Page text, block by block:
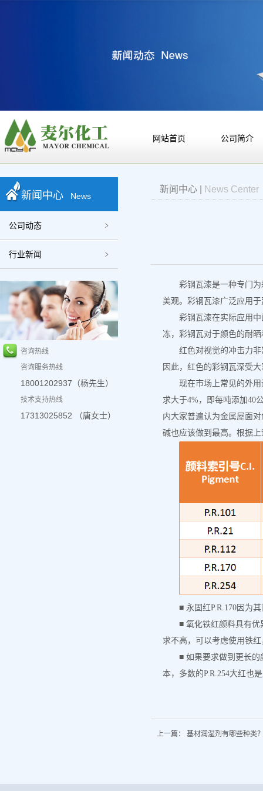
网站首页 公司简介
新闻中心 News
公司动态
行业新闻
咨询热线
咨询服务热线
18001202937（杨先生）
技术支持热线
17313025852 （唐女士）
新闻中心 News Center
彩钢瓦漆是一种专门
美观。彩钢瓦漆广泛应用
彩钢瓦漆在实际应用
冻，彩钢瓦对于颜色的耐
红色对视觉的冲击力
因此，红色的彩钢瓦深受
现在市场上常见的外
求大于4%，即每吨添加40
内大家普遍认为金属屋面
碱也应该做到最高。根据
■ 永固红P.R.170因为
■ 氧化铁红颜料具有优
求不高，可以考虑使用铁
■ 如果要求做到更长的
本，多数的P.R.254大红也
上一篇： 基材润湿剂有哪些种类